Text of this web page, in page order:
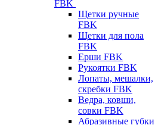
FBK
Щетки ручные
FBK
Щетки для пола
FBK
Ерши FBK
Рукоятки FBK
Лопаты, мешалки,
скребки FBK
Ведра, ковши,
совки FBK
Абразивные губки